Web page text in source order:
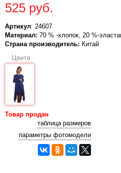
525 руб.
Артикул: 24607
Материал: 70 % -хлопок, 20 %-
Страна производитель: Китай
Цвета
Товар продан
таблица размеров
параметры фотомодели